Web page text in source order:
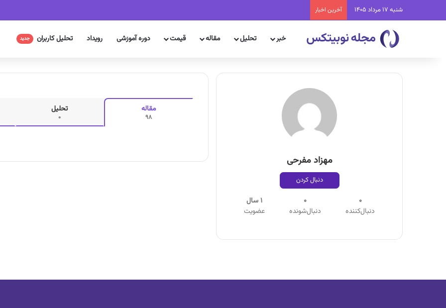
شنبه 17 مرداد 1405 آخرین اخبار
خبر تحلیل مقاله قیمت دوره آموزشی رویداد تحلیل کاربران جدید
مهزاد مفرحی
دنبال کردن
0
دنبال‌کننده
0
دنبال‌شونده
1 سال
عضویت
مقاله
98
تحلیل
0